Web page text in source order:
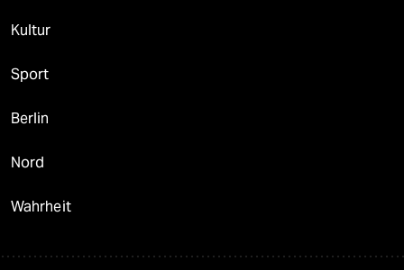
Kultur
Sport
Berlin
Nord
Wahrheit